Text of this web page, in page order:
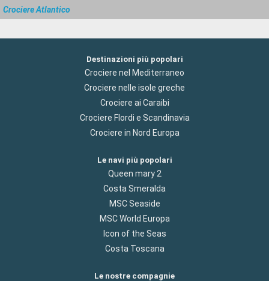
Crociere Atlantico
Destinazioni più popolari
Crociere nel Mediterraneo
Crociere nelle isole greche
Crociere ai Caraibi
Crociere Flordi e Scandinavia
Crociere in Nord Europa
Le navi più popolari
Queen mary 2
Costa Smeralda
MSC Seaside
MSC World Europa
Icon of the Seas
Costa Toscana
Le nostre compagnie